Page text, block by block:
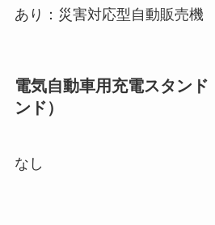
あり：災害対応型自動販売機
電気自動車用充電スタンド
ンド）
なし